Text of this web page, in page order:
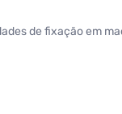
de fixação em